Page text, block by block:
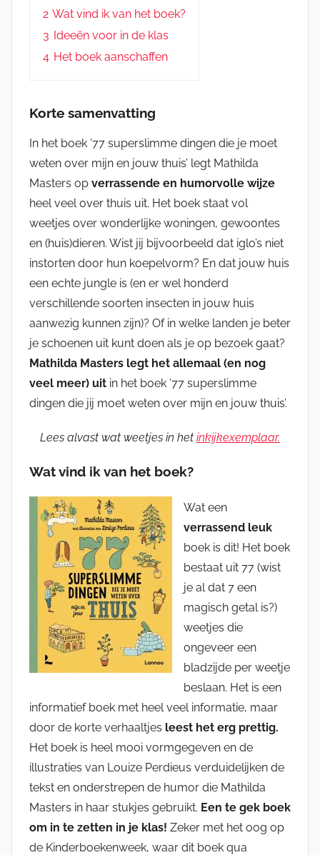
2 Wat vind ik van het boek?
3 Ideeën voor in de klas
4 Het boek aanschaffen
Korte samenvatting
In het boek ’77 superslimme dingen die je moet
weten over mijn en jouw thuis’ legt Mathilda
Masters op verrassende en humorvolle wijze
heel veel over thuis uit. Het boek staat vol
weetjes over wonderlijke woningen, gewoontes
en (huis)dieren. Wist jij bijvoorbeeld dat iglo’s niet
instorten door hun koepelvorm? En dat jouw huis
een echte jungle is (en er wel honderd
verschillende soorten insecten in jouw huis
aanwezig kunnen zijn)? Of in welke landen je beter
je schoenen uit kunt doen als je op bezoek gaat?
Mathilda Masters legt het allemaal (en nog
veel meer) uit in het boek ’77 superslimme
dingen die jij moet weten over mijn en jouw thuis’.
Lees alvast wat weetjes in het inkijkexemplaar.
Wat vind ik van het boek?
Wat een
verrassend leuk
boek is dit! Het boek
bestaat uit 77 (wist
je al dat 7 een
magisch getal is?)
weetjes die
ongeveer een
bladzijde per weetje
beslaan. Het is een
informatief boek met heel veel informatie, maar
door de korte verhaaltjes leest het erg prettig.
Het boek is heel mooi vormgegeven en de
illustraties van Louize Perdieus verduidelijken de
tekst en onderstrepen de humor die Mathilda
Masters in haar stukjes gebruikt. Een te gek boek
om in te zetten in je klas! Zeker met het oog op
de Kinderboekenweek, waar dit boek qua